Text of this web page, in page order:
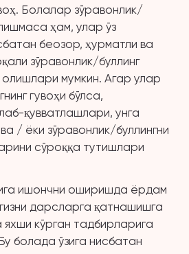
Болалар зўравонлик/
ҳам, улар ўз
беозор, ҳурматли ва
зўравонлик/буллинг
олишлари мумкин. Агар улар
гувоҳи бўлса,
қувватлашлари, унга
/ ёки зўравонлик/буллингни
сўроққа тутишлари
ишончни оширишда ёрдам
дарсларга қатнашишга
яхши кўрган тадбирларига
болада ўзига нисбатан